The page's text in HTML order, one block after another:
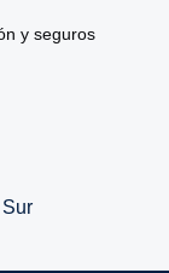
y seguros